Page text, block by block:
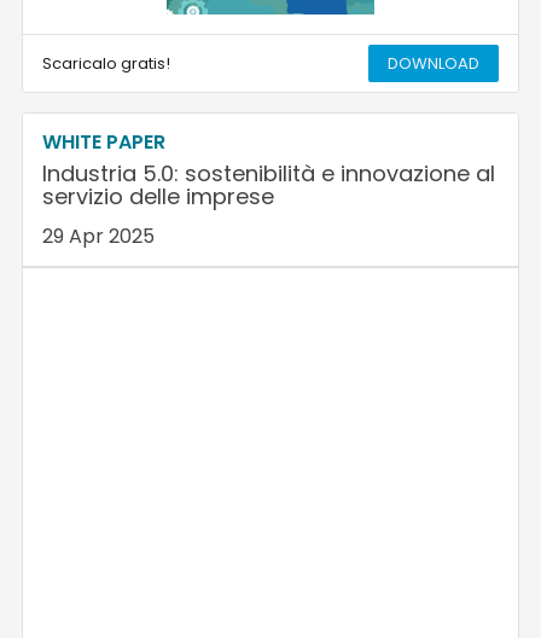
Scaricalo gratis! DOWNLOAD
WHITE PAPER
Industria 5.0: sostenibilità e innovazione al
servizio delle imprese
29 Apr 2025